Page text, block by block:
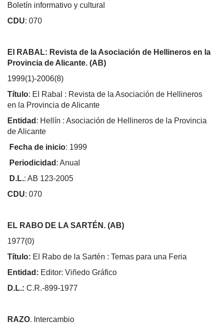
Boletín informativo y cultural
CDU: 070
El RABAL: Revista de la Asociación de Hellineros en la
Provincia de Alicante. (AB)
1999(1)-2006(8)
Título: El Rabal : Revista de la Asociación de Hellineros
en la Provincia de Alicante
Entidad : Hellín : Asociación de Hellineros de la Provincia
de Alicante
Fecha de inicio: 1999
Periodicidad : Anual
D.L.: AB 123-2005
CDU: 070
EL RABO DE LA SARTÉN. (AB)
1977(0)
Título: El Rabo de la Sartén : Temas para una Feria
Entidad: Editor: Viñedo Gráfico
D.L.: C.R.-899-1977
RAZO. Intercambio